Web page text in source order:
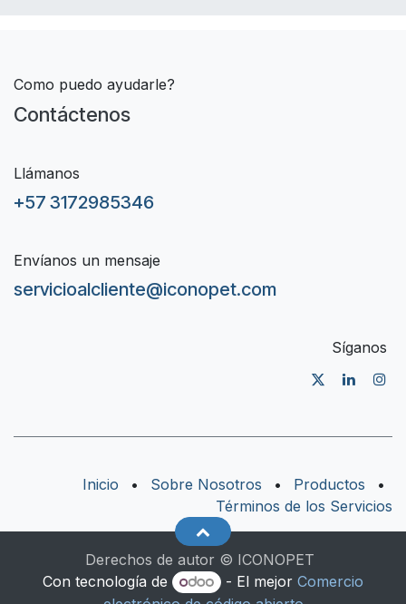
Como puedo ayudarle?
Contáctenos
Llámanos
+57 3172985346
Envíanos un mensaje
servicioalcliente@iconopet.com
Síganos
Inicio • Sobre Nosotros • Productos
•
Términos de los Servicios
Derechos de autor © ICONOPET
Con tecnología de
- El mejorComercio